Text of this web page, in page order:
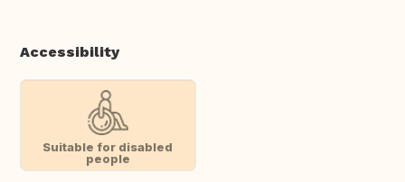
Accessibility
Suitable for disabled
people